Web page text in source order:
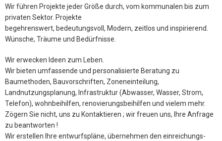
Wir führen Projekte jeder Größe durch, vom kommunalen bis zum
privaten Sektor. Projekte
begehrenswert, bedeutungsvoll, Modern, zeitlos und inspirierend.
Wünsche, Träume und Bedürfnisse.
Wir erwecken Ideen zum Leben.
Wir bieten umfassende und personalisierte Beratung zu
Baumethoden, Bauvorschriften, Zoneneinteilung,
Landnutzungsplanung, Infrastruktur (Abwasser, Wasser, Strom,
Telefon), wohnbeihilfen, renovierungsbeihilfen und vielem mehr.
Zögern Sie nicht, uns zu Kontaktieren ; wir freuen uns, Ihre Anfrage
zu beantworten !
Wir erstellen Ihre entwurfspläne, übernehmen den einreichungs-